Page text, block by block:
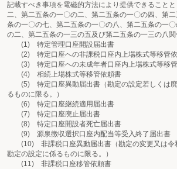
記載すべき事項を電磁的方法により提供できること
二、第二五条の一〇の二、第二五条の一〇の四、第
条の一〇の七、第二五条の一〇の八、第二五条の一
の二、第二五条の一三の五及び第二五条の一三の八関
(1) 特定管理口座開設届出書
(2) 特定口座への非課税口座内上場株式等移管
(3) 特定口座への未成年者口座内上場株式等移
(4) 相続上場株式等移管依頼書
(5) 特定口座異動届出書（勘定の設定若しくは廃
るものに限る。）
(6) 特定口座継続適用届出書
(7) 特定口座廃止届出書
(8) 特定口座開設者死亡届出書
(9) 源泉徴収選択口座内配当等受入終了届出書
(10) 非課税口座異動届出書（勘定の変更又は令
勘定の設定に係るものに限る。）
(11) 非課税口座移管依頼書